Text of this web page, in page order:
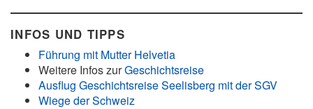
INFOS UND TIPPS
Führung mit Mutter Helvetia
Weitere Infos zurGeschichtsreise
Ausflug Geschichtsreise Seelisberg mit der SGV
Wiege der Schweiz